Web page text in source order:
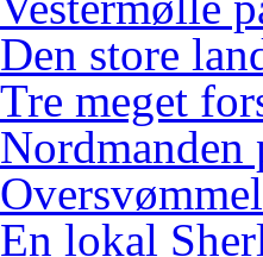
Den store
Tre meget
Nordmanden
En lokal